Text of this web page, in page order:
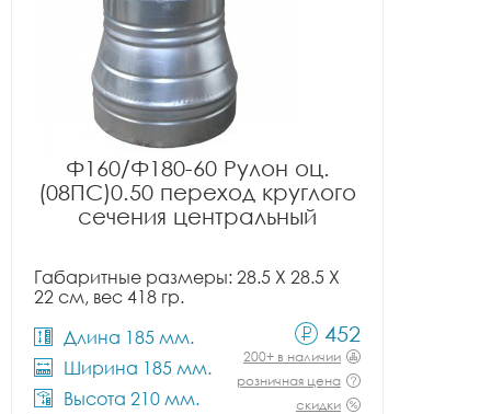
Ф160/Ф180-60 Рулон оц.
(08ПС)0.50 переход круглого
сечения центральный
Габаритные размеры: 28.5 X 28.5 X
22 см, вес 418 гр.
Длина 185 мм.
Ширина 185 мм.
Высота 210 мм.
452
200+ в наличии
розничная цена
скидки